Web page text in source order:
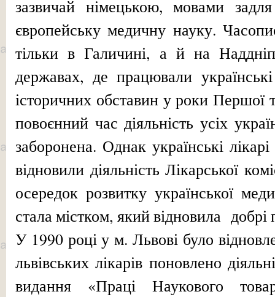
зазвичай німецькою, мовами
європейську медичну науку.
тільки в Галичині, а й на
державах, де працювали
історичних обставин у роки Першої
повоєнний час діяльність усіх
заборонена. Однак українські
відновили діяльність Лікарської
осередок розвитку української
стала містком, який відновила
У 1990 році у м. Львові було
львівських лікарів поновлено
видання «Праці Наукового